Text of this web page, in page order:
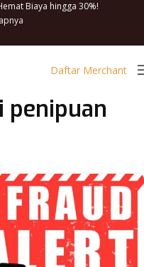
Biaya hingga 30%!
Daftar Merchant
penipuan